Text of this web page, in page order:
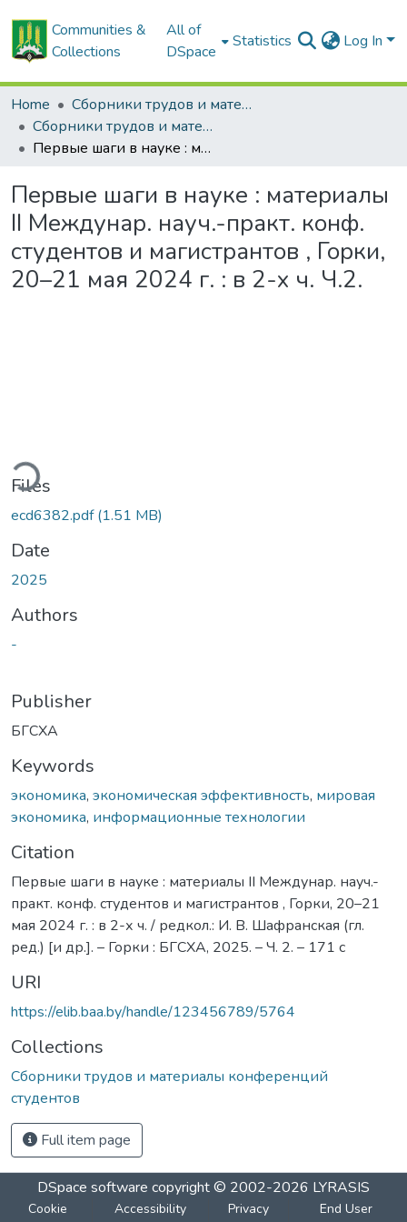
Communities &
Collections
All of
DSpace
Statistics Log In
Home
Сборники трудов и материалов конференций
Сборники трудов и материалы конференций студентов
Первые шаги в науке : материалы II Междунар. науч.-практ. конф. студентов и магистрантов , Горки, 20–21 мая 2024 г. : в 2-х ч. Ч.2.
Первые шаги в науке : материалы
II Междунар. науч.-практ. конф.
студентов и магистрантов , Горки,
20–21 мая 2024 г. : в 2-х ч. Ч.2.
Files
ecd6382.pdf(1.51 MB)
Date
2025
Authors
-
Publisher
БГСХА
Keywords
экономика, экономическая эффективность, мировая
экономика, информационные технологии
Citation
Первые шаги в науке : материалы II Междунар. науч.-
практ. конф. студентов и магистрантов , Горки, 20–21
мая 2024 г. : в 2-х ч. / редкол.: И. В. Шафранская (гл.
ред.) [и др.]. – Горки : БГСХА, 2025. – Ч. 2. – 171 с
URI
https://elib.baa.by/handle/123456789/5764
Collections
Сборники трудов и материалы конференций
студентов
Full item page
DSpace software copyright © 2002-2026 LYRASIS
Cookie
Accessibility
Privacy
End User